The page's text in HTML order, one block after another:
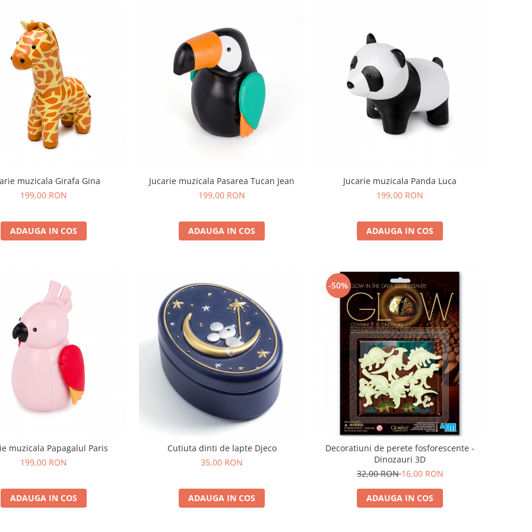
muzicala Girafa Gina
199,00 RON
ADAUGA IN COS
Jucarie muzicala Pasarea Tucan Jean
199,00 RON
ADAUGA IN COS
Jucarie muzicala Panda Luca
199,00 RON
ADAUGA IN COS
muzicala Papagalul Paris
199,00 RON
ADAUGA IN COS
Cutiuta dinti de lapte Djeco
35,00 RON
ADAUGA IN COS
-50%
Decoratiuni de perete fosforescente -
Dinozauri 3D
32,00 RON16,00 RON
ADAUGA IN COS